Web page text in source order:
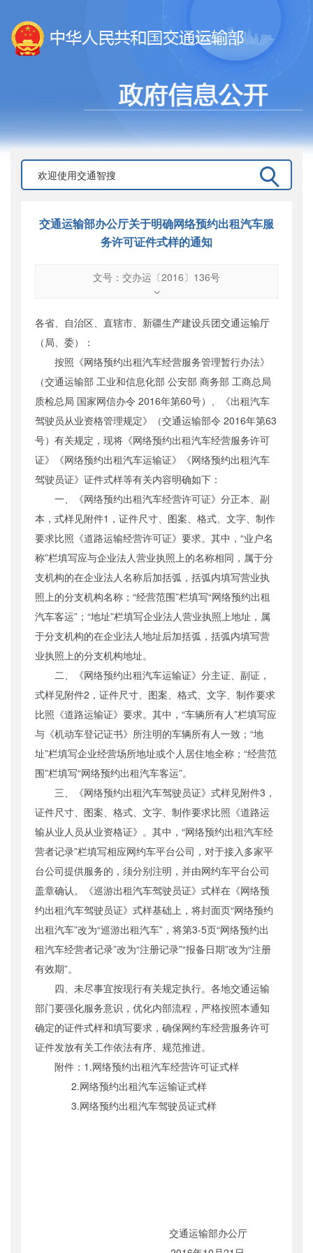
交通运输部办公厅关于明确网络预约出租汽车服
务许可证件式样的通知
文号：交办运〔2016〕136号
交办运〔2016〕136号
公开日期：2016年11月07日
主题词
样
机构分类 ：运输服务司
主题分类：其他
公文类型 ： 部办公厅文件
各省、自治区、直辖市、新疆生产建设兵团交通运输厅
（局、委）：
按照《网络预约出租汽车经营服务管理暂行办法》
（交通运输部 工业和信息化部 公安部 商务部 工商总局
质检总局 国家网信办令 2016年第60号）、《出租汽车
驾驶员从业资格管理规定》（交通运输部令 2016年第63
号）有关规定，现将《网络预约出租汽车经营服务许可
证》《网络预约出租汽车运输证》《网络预约出租汽车
驾驶员证》证件式样等有关内容明确如下：
一、《网络预约出租汽车经营许可证》分正本、副
本，式样见附件1，证件尺寸、图案、格式、文字、制作
要求比照《道路运输经营许可证》要求。其中，“业户名
称”栏填写应与企业法人营业执照上的名称相同，属于分
支机构的在企业法人名称后加括弧，括弧内填写营业执
照上的分支机构名称；“经营范围”栏填写“网络预约出租
汽车客运”；“地址”栏填写企业法人营业执照上地址，属
于分支机构的在企业法人地址后加括弧，括弧内填写营
业执照上的分支机构地址。
二、《网络预约出租汽车运输证》分主证、副证，
式样见附件2，证件尺寸、图案、格式、文字、制作要求
比照《道路运输证》要求。其中，“车辆所有人”栏填写应
与《机动车登记证书》所注明的车辆所有人一致；“地
址”栏填写企业经营场所地址或个人居住地全称；“经营范
围”栏填写“网络预约出租汽车客运”。
三、《网络预约出租汽车驾驶员证》式样见附件3，
证件尺寸、图案、格式、文字、制作要求比照《道路运
输从业人员从业资格证》。其中，“网络预约出租汽车经
营者记录”栏填写相应网约车平台公司，对于接入多家平
台公司提供服务的，须分别注明，并由网约车平台公司
盖章确认。《巡游出租汽车驾驶员证》式样在《网络预
约出租汽车驾驶员证》式样基础上，将封面页“网络预约
出租汽车”改为“巡游出租汽车”，将第3-5页“网络预约出
租汽车经营者记录”改为“注册记录”“报备日期”改为“注册
有效期”。
四、未尽事宜按现行有关规定执行。各地交通运输
部门要强化服务意识，优化内部流程，严格按照本通知
确定的证件式样和填写要求，确保网约车经营服务许可
证件发放有关工作依法有序、规范推进。
附件：1.网络预约出租汽车经营许可证式样
2.网络预约出租汽车运输证式样
3.网络预约出租汽车驾驶员证式样
交通运输部办公厅